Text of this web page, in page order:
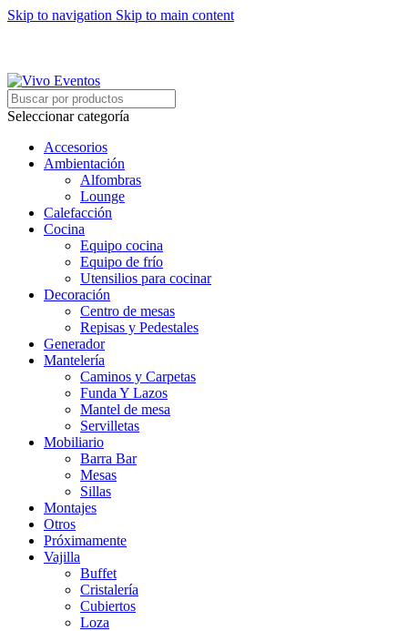
Skip to navigation Skip to main content
Seleccionar categoría
Accesorios
Ambientación
Alfombras
Lounge
Calefacción
Cocina
Equipo cocina
Equipo de frío
Utensilios para cocinar
Decoración
Centro de mesas
Repisas y Pedestales
Generador
Mantelería
Caminos y Carpetas
Funda Y Lazos
Mantel de mesa
Servilletas
Mobiliario
Barra Bar
Mesas
Sillas
Montajes
Otros
Próximamente
Vajilla
Buffet
Cristalería
Cubiertos
Loza